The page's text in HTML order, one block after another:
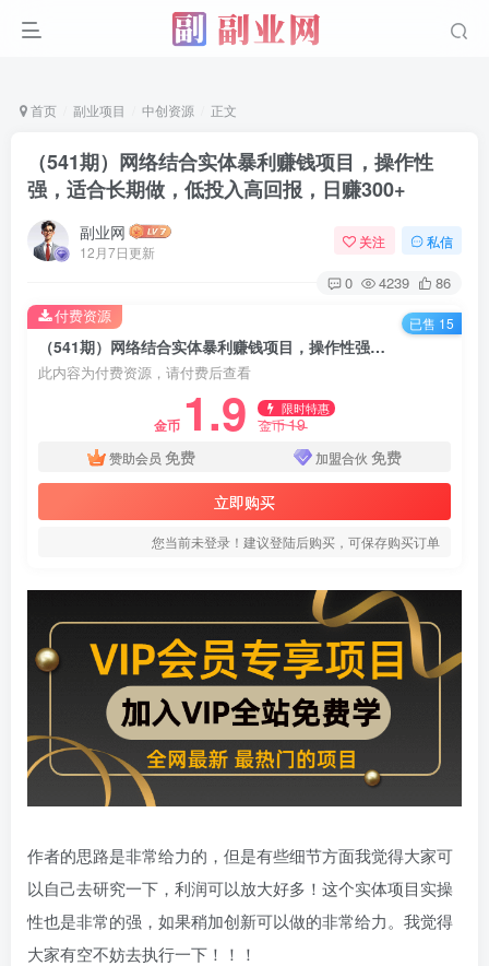
首页 副业项目 中创资源 正文
（541期）网络结合实体暴利赚钱项目，操作性
强，适合长期做，低投入高回报，日赚300+
副业网
12月7日更新
关注 私信
0 4239 86
（541期）网络结合实体暴利赚钱项目，操作性强，适合长期做，低投入高回报，日赚300+
此内容为付费资源，请付费后查看
金币 1.9 限时特惠
金币19
赞助会员 免费 加盟合伙 免费
立即购买
您当前未登录！建议登陆后购买，可保存购买订单
付费资源 已售 15
作者的思路是非常给力的，但是有些细节方面我觉得大家可
以自己去研究一下，利润可以放大好多！这个实体项目实操
性也是非常的强，如果稍加创新可以做的非常给力。我觉得
大家有空不妨去执行一下！！！